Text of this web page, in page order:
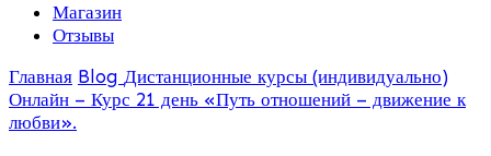
Магазин
Отзывы
Главная Blog Дистанционные курсы (индивидуально)
Онлайн – Курс 21 день «Путь отношений – движение к
любви».